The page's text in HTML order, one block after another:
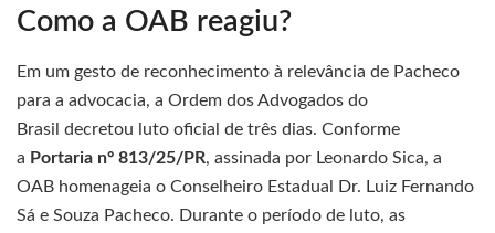
Como a OAB reagiu?
Em um gesto de reconhecimento à relevância de Pacheco
para a advocacia, a Ordem dos Advogados do
Brasil decretou luto oficial de três dias. Conforme
a Portaria nº 813/25/PR, assinada por Leonardo Sica, a
OAB homenageia o Conselheiro Estadual Dr. Luiz Fernando
Sá e Souza Pacheco. Durante o período de luto, as